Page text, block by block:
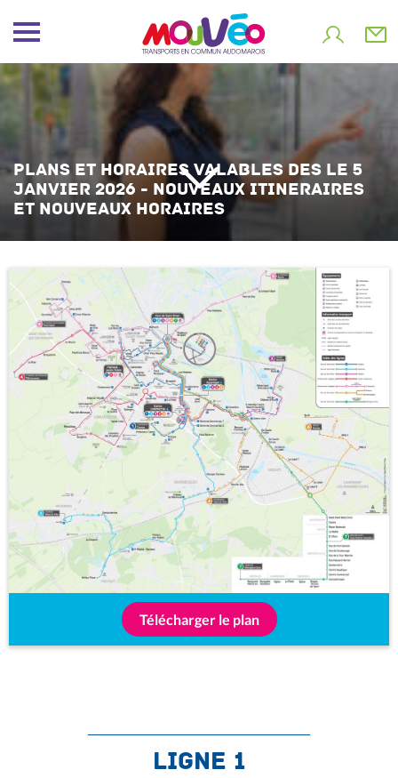
PLANS ET HORAIRES VALABLES DES LE 5
JANVIER 2026 - NOUVEAUX ITINERAIRES
ET NOUVEAUX HORAIRES
Télécharger le plan
ligne 1